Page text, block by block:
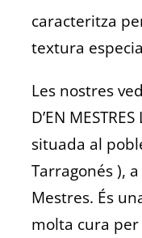
caracteritza
textura
Les nostres
D’EN
situada al
Tarragonés ),
Mestres. És
molta cura per